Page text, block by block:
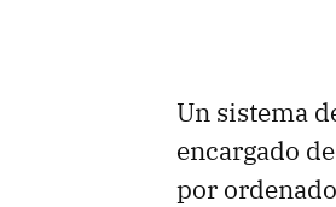
Un sistema
encargado
por